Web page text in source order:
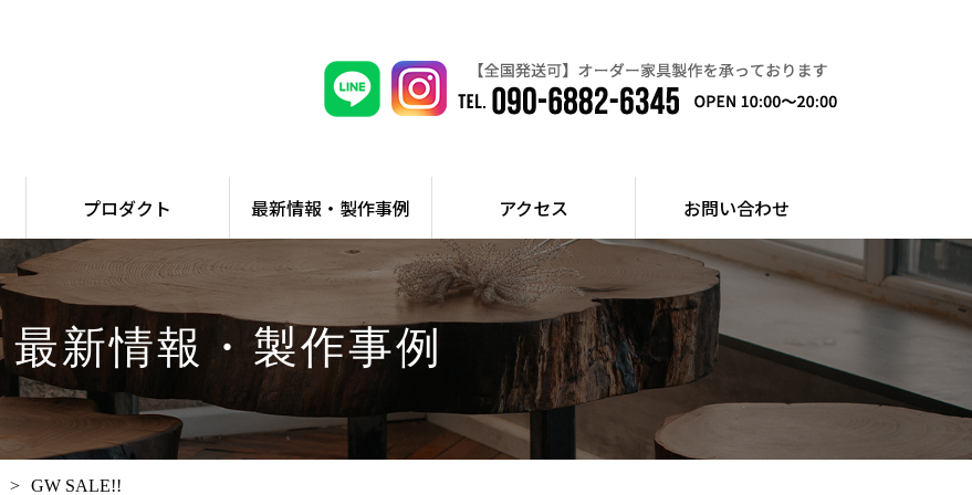
プロダクト 最新情報・製作事例 アクセス お問い合わせ
最新情報・製作事例
GW SALE!!